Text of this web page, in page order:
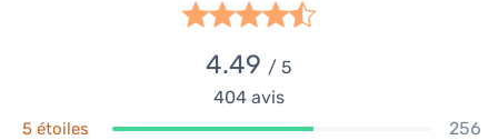
4.49 / 5
404 avis
5 étoiles 256